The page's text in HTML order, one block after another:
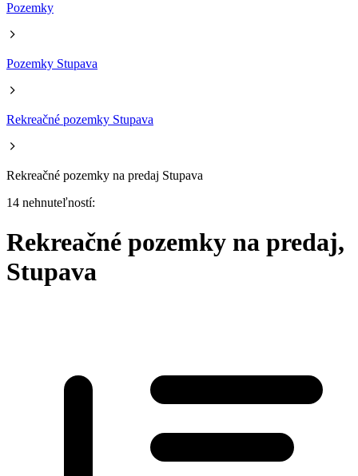
Pozemky
Pozemky Stupava
Rekreačné pozemky Stupava
Rekreačné pozemky na predaj Stupava
14 nehnuteľností:
Rekreačné pozemky na predaj,
Stupava